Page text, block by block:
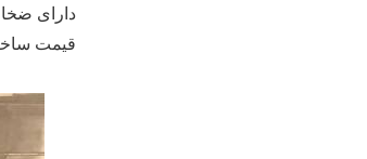
قیمت